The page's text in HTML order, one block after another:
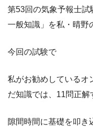
第53回の気象予報士試
一般知識」を私・晴野
今回の試験で
私がお勧めしているオ
だ知識では、11問正解
隙間時間に基礎を叩き